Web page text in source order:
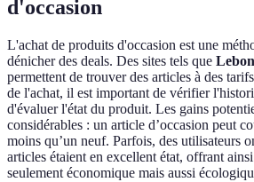
d'occasion
L'achat de produits d'occasion est une
dénicher des deals. Des sites tels que
permettent de trouver des articles à des
de l'achat, il est important de vérifier
d'évaluer l'état du produit. Les gains
considérables : un article d’occasion peut
moins qu’un neuf. Parfois, des utilisateurs
articles étaient en excellent état, offrant
seulement économique mais aussi